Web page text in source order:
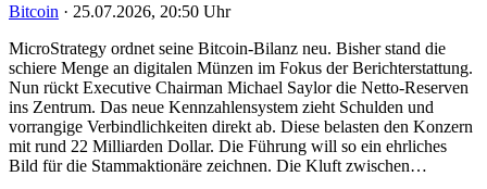
Bitcoin · 25.07.2026, 20:50 Uhr
MicroStrategy ordnet seine Bitcoin-Bilanz neu. Bisher stand die
schiere Menge an digitalen Münzen im Fokus der Berichterstattung.
Nun rückt Executive Chairman Michael Saylor die Netto-Reserven
ins Zentrum. Das neue Kennzahlensystem zieht Schulden und
vorrangige Verbindlichkeiten direkt ab. Diese belasten den Konzern
mit rund 22 Milliarden Dollar. Die Führung will so ein ehrliches
Bild für die Stammaktionäre zeichnen. Die Kluft zwischen…